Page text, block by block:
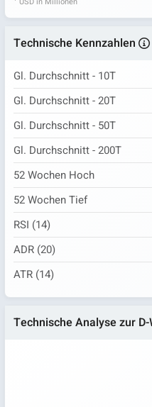
Technische Kennzahlen
Gl. Durchschnitt - 10T
Gl. Durchschnitt - 20T
Gl. Durchschnitt - 50T
Gl. Durchschnitt - 200T
52 Wochen Hoch
52 Wochen Tief
RSI (14)
ADR (20)
ATR (14)
Technische Analyse zur